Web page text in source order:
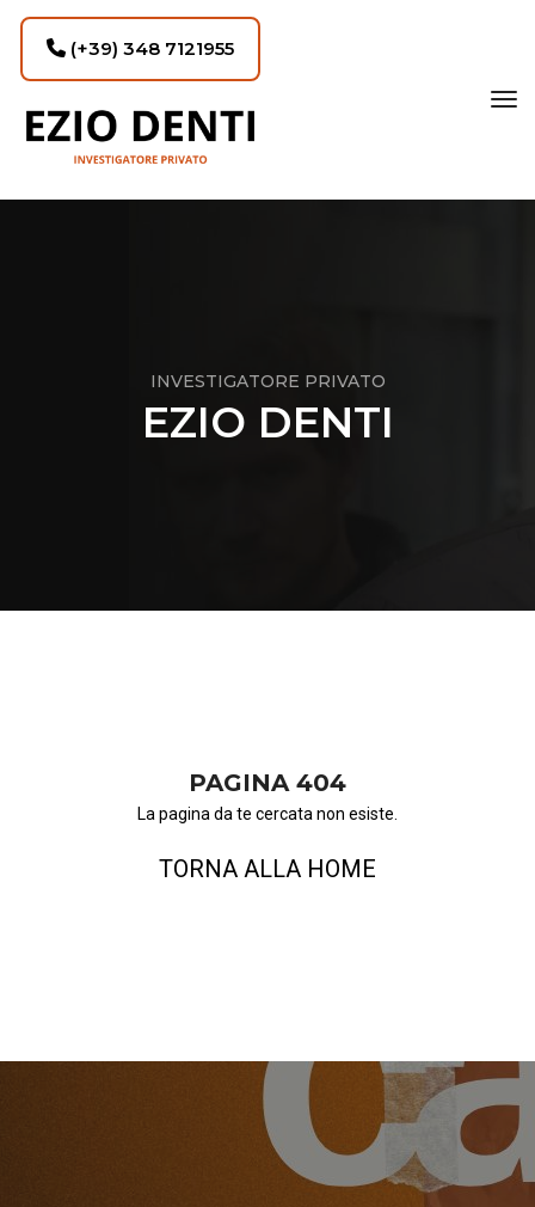
(+39) 348 7121955
INVESTIGATORE PRIVATO
EZIO DENTI
PAGINA 404
La pagina da te cercata non esiste.
TORNA ALLA HOME